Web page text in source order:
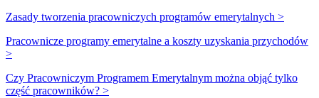
Zasady tworzenia pracowniczych programów emerytalnych >
Pracownicze programy emerytalne a koszty uzyskania przychodów
>
Czy Pracowniczym Programem Emerytalnym można objąć tylko
część pracowników? >